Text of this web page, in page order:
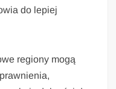
do lepiej
regiony mogą